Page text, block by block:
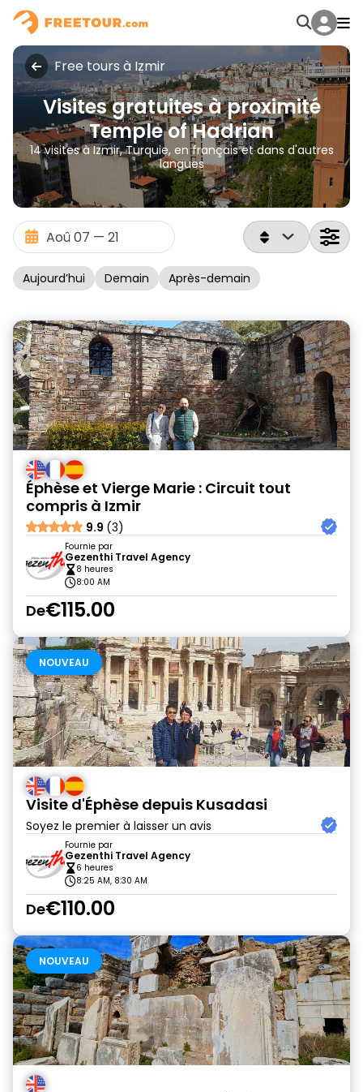
Free tours à Izmir
Visites gratuites à proximité
Temple of Hadrian
14 visites à Izmir, Turquie, en français et dans d'autres
langues
Aujourd’hui Demain Après-demain
Éphèse et Vierge Marie : Circuit tout
compris à Izmir
9.9 (3)
Fournie par
Gezenthi Travel Agency
8 heures
8:00 AM
De€115.00
NOUVEAU
Visite d'Éphèse depuis Kusadasi
Soyez le premier à laisser un avis
Fournie par
Gezenthi Travel Agency
6 heures
8:25 AM, 8:30 AM
De€110.00
NOUVEAU